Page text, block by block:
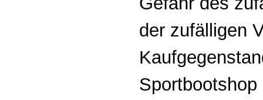
der zufälligen